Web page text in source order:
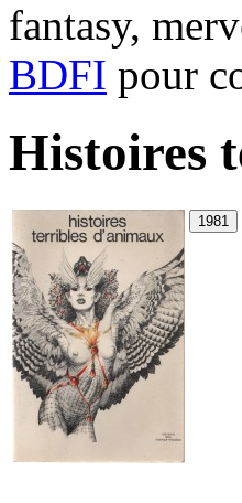
fantasy,
BDFI pour
Histoires